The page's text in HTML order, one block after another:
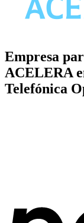
Empresa
ACELERA
Telefónica